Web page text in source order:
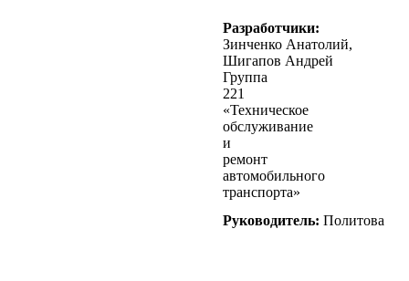
Разработчики:
Зинченко Анатолий,
Шигапов Андрей
Группа
221
«Техническое
обслуживание
и
ремонт
автомобильного
транспорта»
Руководитель: Политова